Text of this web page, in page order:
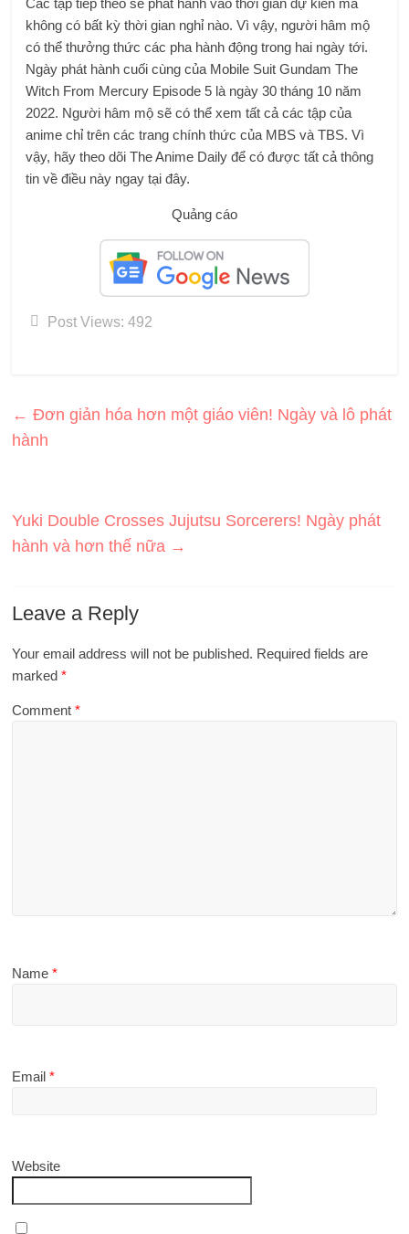
Các tập tiếp theo sẽ phát hành vào thời gian dự kiến ​​mà
không có bất kỳ thời gian nghỉ nào. Vì vậy, người hâm mộ
có thể thưởng thức các pha hành động trong hai ngày tới.
Ngày phát hành cuối cùng của Mobile Suit Gundam The
Witch From Mercury Episode 5 là ngày 30 tháng 10 năm
2022. Người hâm mộ sẽ có thể xem tất cả các tập của
anime chỉ trên các trang chính thức của MBS và TBS. Vì
vậy, hãy theo dõi The Anime Daily để có được tất cả thông
tin về điều này ngay tại đây.
Quảng cáo
Post Views: 492
← Đơn giản hóa hơn một giáo viên! Ngày và lô phát
hành
Yuki Double Crosses Jujutsu Sorcerers! Ngày phát
hành và hơn thế nữa →
Leave a Reply
Your email address will not be published. Required fields are
marked*
Comment*
Name*
Email*
Website